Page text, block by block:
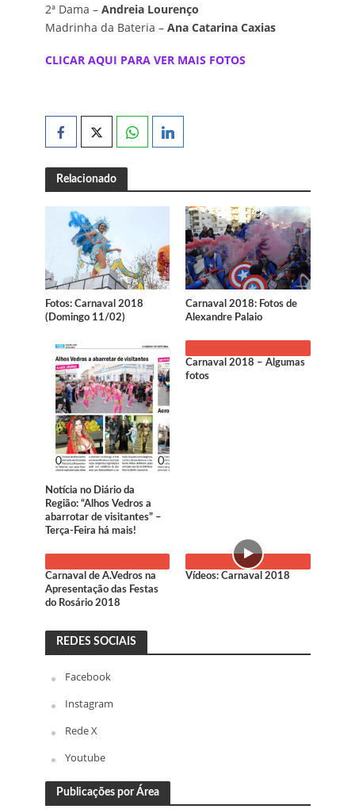
2ª Dama – Andreia Lourenço
Madrinha da Bateria – Ana Catarina Caxias
CLICAR AQUI PARA VER MAIS FOTOS
Relacionado
Fotos: Carnaval 2018
(Domingo 11/02)
Carnaval 2018: Fotos de
Alexandre Palaio
Notícia no Diário da
Região: “Alhos Vedros a
abarrotar de visitantes” –
Terça-Feira há mais!
Carnaval 2018 – Algumas
fotos
Carnaval de A.Vedros na
Apresentação das Festas
do Rosário 2018
Vídeos: Carnaval 2018
REDES SOCIAIS
Facebook
Instagram
Rede X
Youtube
Publicações por Área